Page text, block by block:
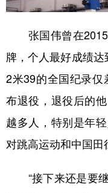
张国伟曾在2015
牌，个人最好成绩
2米39的全国纪录仅
布退役，退役后的
越多人，特别是年
对跳高运动和中国田
“接下来还是要继